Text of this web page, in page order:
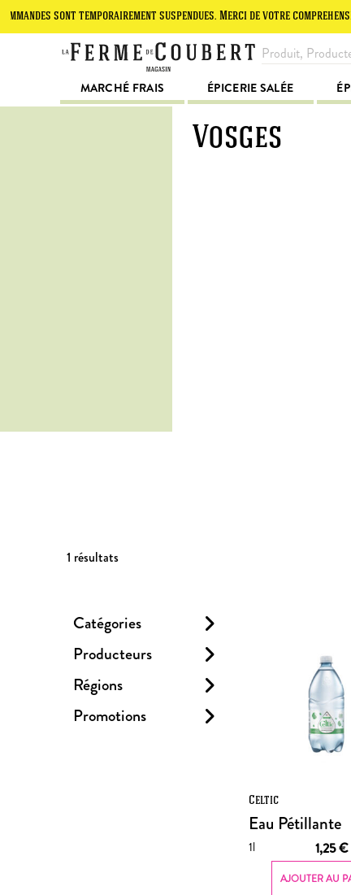
sont temporairement suspendues. Merci de votre compréhension.
MARCHÉ FRAIS ÉPICERIE SALÉE
Vosges
1 résultats
Catégories
Producteurs
Régions
Promotions
Celtic
Eau Pétillante
1l 1,25€
AJOUTER AU